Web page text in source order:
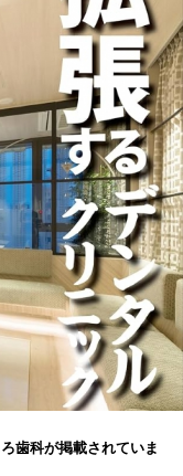
歯科が掲載されていま